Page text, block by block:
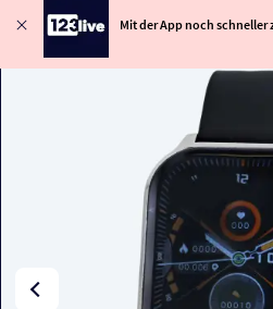
Mit der App noch